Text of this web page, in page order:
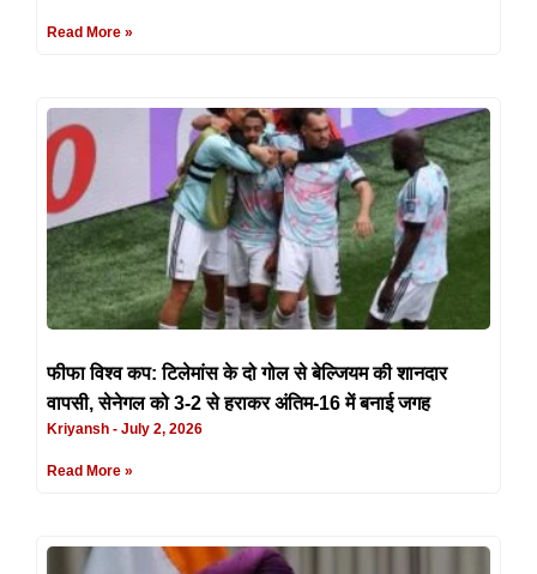
Read More »
फीफा विश्व कप: टिलेमांस के दो गोल से बेल्जियम की शानदार
वापसी, सेनेगल को 3-2 से हराकर अंतिम-16 में बनाई जगह
Kriyansh July 2, 2026
Read More »